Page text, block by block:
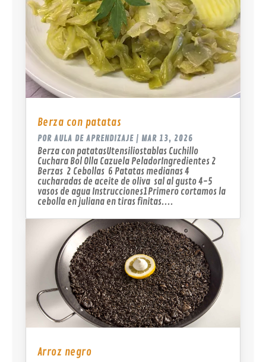
Berza con patatas
POR AULA DE APRENDIZAJE| MAR 13, 2026
Berza con patatasUtensiliostablas Cuchillo
Cuchara Bol Olla Cazuela PeladorIngredientes 2
Berzas 2 Cebollas 6 Patatas medianas 4
cucharadas de aceite de oliva sal al gusto 4-5
vasos de agua Instrucciones1Primero cortamos la
cebolla en juliana en tiras finitas....
Arroz negro